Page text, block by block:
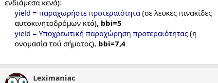
ενδιάμεσα κενά):
yield = παραχωρήστε προτεραιότητα (σε λευκές πινακίδες
αυτοκινητοδρόμων κτό), bbi=5
yield = Υποχρεωτική παραχώρηση προτεραιότητας (η
ονομασία τού σήματος), bbi=7,4
Leximaniac